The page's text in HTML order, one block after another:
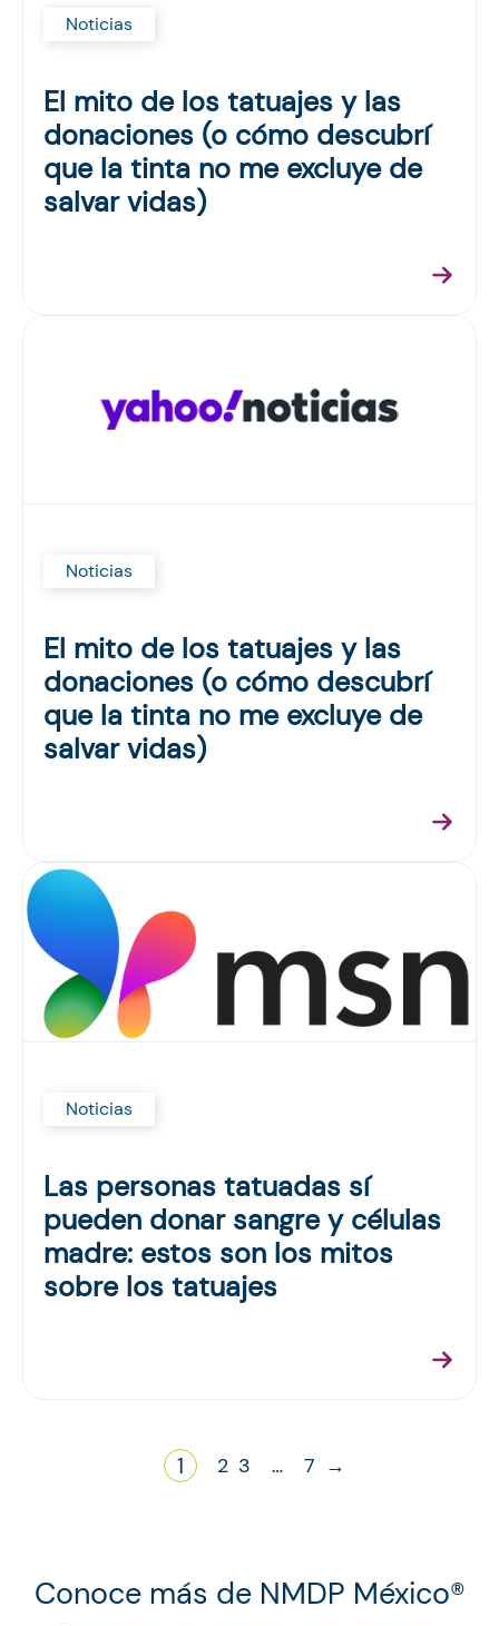
Noticias
El mito de los tatuajes y las
donaciones (o cómo descubrí
que la tinta no me excluye de
salvar vidas)
Noticias
El mito de los tatuajes y las
donaciones (o cómo descubrí
que la tinta no me excluye de
salvar vidas)
Noticias
Las personas tatuadas sí
pueden donar sangre y células
madre: estos son los mitos
sobre los tatuajes
1 2 3 … 7 →
Conoce más de NMDP México®︎